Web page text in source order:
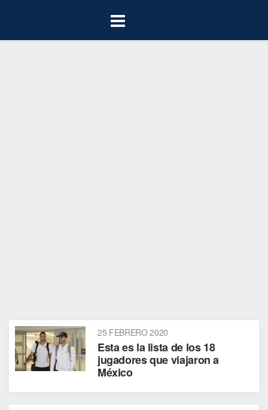
25 FEBRERO 2020
Esta es la lista de los 18
jugadores que viajaron a
México